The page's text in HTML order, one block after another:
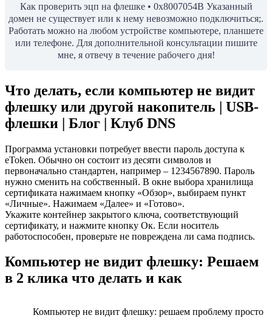
Как проверить эцп на флешке • 0x8007054B Указанный
домен не существует или к нему невозможно подключиться;.
Работать можно на любом устройстве компьютере, планшете
или телефоне. Для дополнительной консультации пишите
мне, я отвечу в течение рабочего дня!
Что делать, если компьютер не видит
флешку или другой накопитель | USB-
флешки | Блог | Клуб DNS
Программа установки потребует ввести пароль доступа к
eToken. Обычно он состоит из десяти символов и
первоначально стандартен, например – 1234567890. Пароль
нужно сменить на собственный. В окне выбора хранилища
сертификата нажимаем кнопку «Обзор», выбираем пункт
«Личные». Нажимаем «Далее» и «Готово».
Укажите контейнер закрытого ключа, соответствующий
сертификату, и нажмите кнопку Ок. Если носитель
работоспособен, проверьте не повреждена ли сама подпись.
Компьютер не видит флешку: Решаем
в 2 клика что делать и как
Компьютер не видит флешку: решаем проблему просто